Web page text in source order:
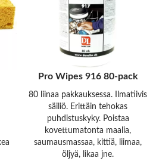
Pro Wipes 916 80-pack
80 liinaa pakkauksessa. Ilmatiivis
säiliö. Erittäin tehokas
puhdistuskyky. Poistaa
kovettumatonta maalia,
saumausmassaa, kittiä, liimaa,
öljyä, likaa jne.